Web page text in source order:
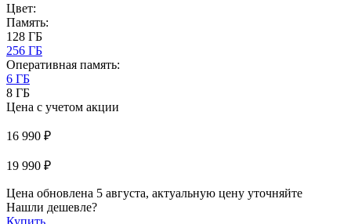
Цвет:
Память:
128 ГБ
256 ГБ
Оперативная память:
6 ГБ
8 ГБ
Цена с учетом акции
16 990 ₽
19 990 ₽
Цена обновлена 5 августа, актуальную цену уточняйте
Нашли дешевле?
Купить